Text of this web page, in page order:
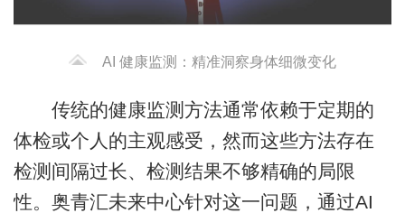
AI 健康监测：精准洞察身体细微变化
传统的健康监测方法通常依赖于定期的
体检或个人的主观感受，然而这些方法存在
检测间隔过长、检测结果不够精确的局限
性。奥青汇未来中心针对这一问题，通过AI